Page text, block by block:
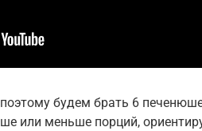
будем брать 6
или меньше порций,